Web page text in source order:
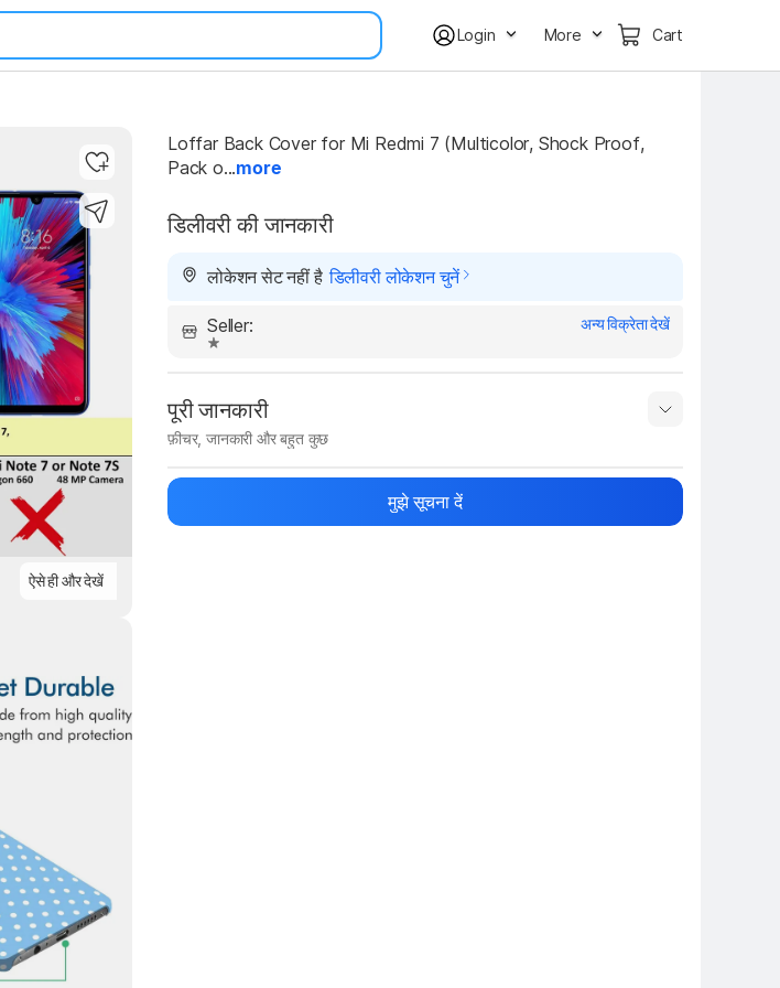
Login More Cart
ऐसे ही और देखें
Loffar Back Cover for Mi Redmi 7 (Multicolor, Shock Proof,
Pack o...more
डिलीवरी की जानकारी
लोकेशन सेट नहीं है डिलीवरी लोकेशन चुनें
Seller: अन्य विक्रेता देखें
पूरी जानकारी
फ़ीचर, जानकारी और बहुत कुछ
Show More
मुझे सूचना दें